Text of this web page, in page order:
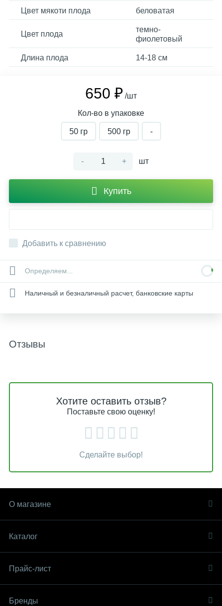
Цвет мякоти плода беловатая
Цвет плода
темно-
фиолетовый
Длина плода 14-18 см
650 ₽ /шт
Кол-во в упаковке
50 гр 500 гр -
- + шт
Купить
Добавить к сравнению
Определяем...
Наличный и безналичный расчет, банковские карты
Отзывы
Хотите оставить отзыв?
Поставьте свою оценку!
Сделайте выбор!
О магазине
Каталог
Прайс-лист
Бренды